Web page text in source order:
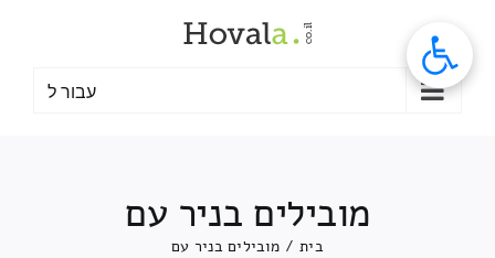
עבור ל
מובילים בניר עם
בית / מובילים בניר עם